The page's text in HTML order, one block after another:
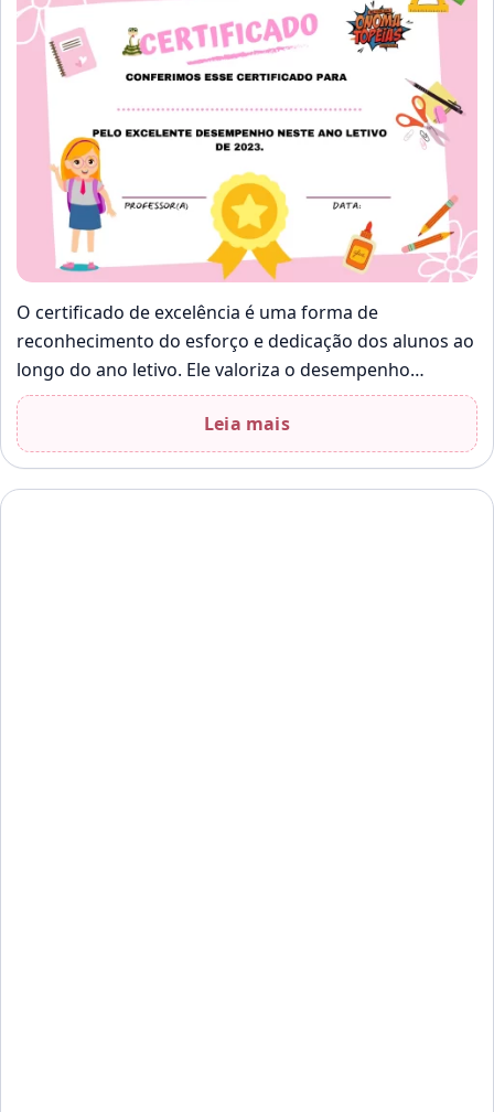
O certificado de excelência é uma forma de
reconhecimento do esforço e dedicação dos alunos ao
longo do ano letivo. Ele valoriza o desempenho
acadêmico e incentiva a…
Leia mais